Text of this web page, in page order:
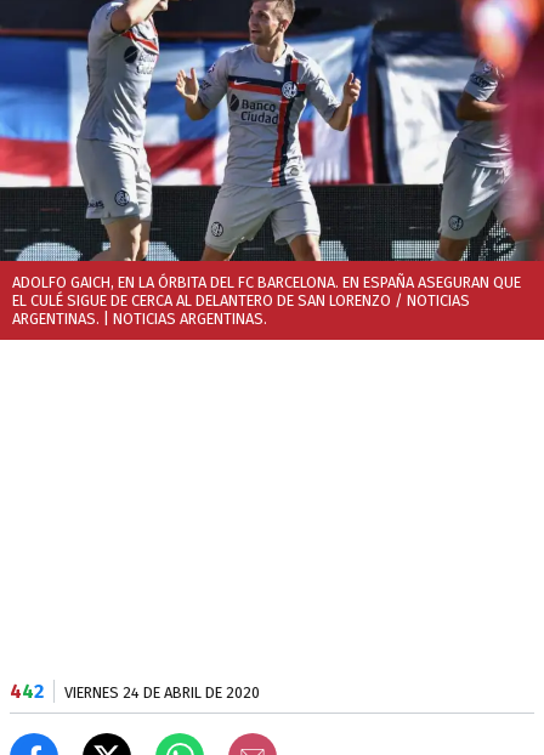
ADOLFO GAICH, EN LA ÓRBITA DEL FC BARCELONA. EN ESPAÑA ASEGURAN QUE
EL CULÉ SIGUE DE CERCA AL DELANTERO DE SAN LORENZO / NOTICIAS
ARGENTINAS. | NOTICIAS ARGENTINAS.
442 VIERNES 24 DE ABRIL DE 2020